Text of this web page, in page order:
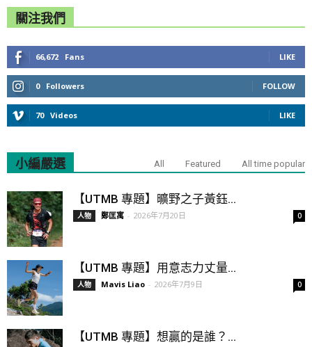
關注我們
66,672 Fans LIKE
0 Followers FOLLOW
70 Videos LIKE
小編嚴選 All Featured All time popular
【UTMB 專題】曠野之子黃鈺...
人物 鄭匡寓 - 2026年7月20日 0
【UTMB 專題】用意志力丈量...
人物 Mavis Liao - 2026年7月9日 0
【UTMB 專題】想贏的是誰？...